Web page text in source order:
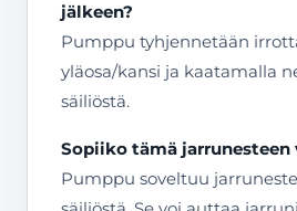
jälkeen?
Pumppu tyhjennetään
yläosa/kansi ja kaatamalla
säiliöstä.
Sopiiko tämä jarrunesteen
Pumppu soveltuu